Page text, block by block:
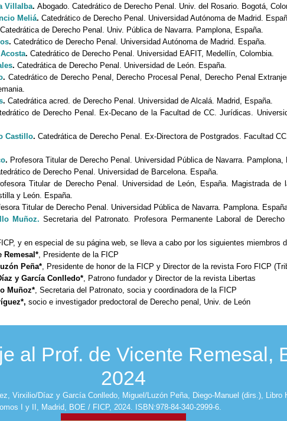
Villalba.Abogado. Catedrático de Derecho Penal. Univ. del Rosario. Bogotá,
Meliá. Catedrático de Derecho Penal. Universidad Autónoma de Madrid.
Catedrática de Derecho Penal. Univ. Pública de Navarra. Pamplona, España.
. Catedrático de Derecho Penal. Universidad Autónoma de Madrid. España.
. Catedrático de Derecho Penal. Universidad EAFIT, Medellín, Colombia.
. Catedrática de Derecho Penal. Universidad de León. España.
. Catedrático de Derecho Penal, Derecho Procesal Penal, Derecho Penal
. Catedrática acred. de Derecho Penal. Universidad de Alcalá. Madrid, España.
de Derecho Penal. Ex-Decano de la Facultad de CC. Jurídicas.
Castillo. Catedrática de Derecho Penal. Ex-Directora de Postgrados. Facultad
. Profesora Titular de Derecho Penal. Universidad Pública de Navarra. Pamplona,
de Derecho Penal. Universidad de Barcelona. España.
Titular de Derecho Penal. Universidad de León, España. Magistrada
y León. España.
Titular de Derecho Penal. Universidad Pública de Navarra. Pamplona.
Muñoz. Secretaria del Patronato
Profesora Permanente Laboral de
y en especial de su página web, se lleva a cabo por los siguientes miembros
Remesal* , Presidente de la FICP
Peña* , Presidente de honor de la FICP y Director de la revista Foro FICP
y García Conlledo* , Patrono fundador y Director de la revista Libertas
Muñoz* , Secretaria del Patronato, socia y coordinadora de la FICP
socio e investigador predoctoral de Derecho penal, Univ. de León
al Prof. de Vicente Remesal,
2024
Virxilio/Díaz y García Conlledo, Miguel/Luzón Peña, Diego-Manuel (dirs.), Libro
I y II, Madrid, BOE / FICP, 2024. ISBN:978-84-340-2999-6.